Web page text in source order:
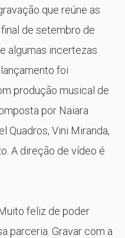
que reúne as
de setembro de
algumas incertezas
foi
produção musical de
por Naiara
Quadros, Vini Miranda,
A direção de vídeo é
feliz de poder
parceria. Gravar com a